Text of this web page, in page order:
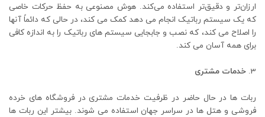
ارزان‌تر و دقیق‌تر استفاده می‌کند. هوش مصنوعی به حفظ حرکات خاصی
که یک سیستم رباتیک انجام می دهد کمک می کند، در حالی که دائماً آنها
را اصلاح می کند، که نصب و جابجایی سیستم های رباتیک را به اندازه کافی
برای همه آسان می کند.
خدمات مشتری
ربات ها در حال حاضر در ظرفیت خدمات مشتری در فروشگاه های خرده
فروشی و هتل ها در سراسر جهان استفاده می شوند. بیشتر این ربات ها